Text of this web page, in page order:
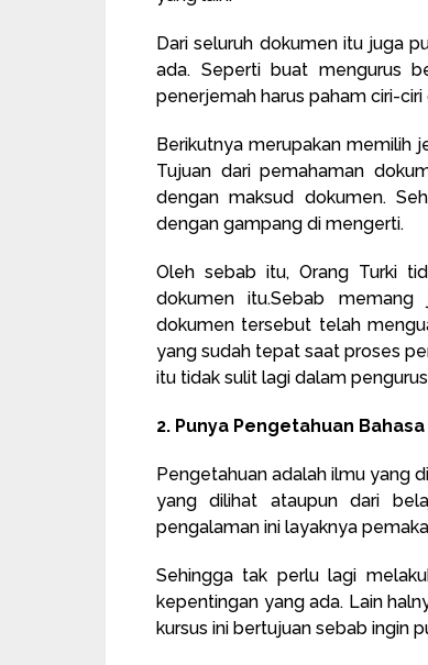
Dari seluruh dokumen itu juga
ada. Seperti buat mengurus
penerjemah harus paham ciri-
Berikutnya merupakan memilih
Tujuan dari pemahaman
dengan maksud dokumen.
dengan gampang di mengerti.
Oleh sebab itu, Orang Turki
dokumen itu.Sebab memang
dokumen tersebut telah
yang sudah tepat saat proses
itu tidak sulit lagi dalam
2. Punya Pengetahuan
Pengetahuan adalah ilmu yang
yang dilihat ataupun dari
pengalaman ini layaknya
Sehingga tak perlu lagi
kepentingan yang ada. Lain
kursus ini bertujuan sebab ingin